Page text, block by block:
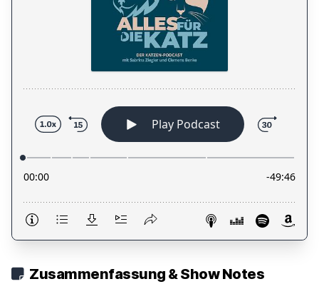
Zusammenfassung & Show Notes